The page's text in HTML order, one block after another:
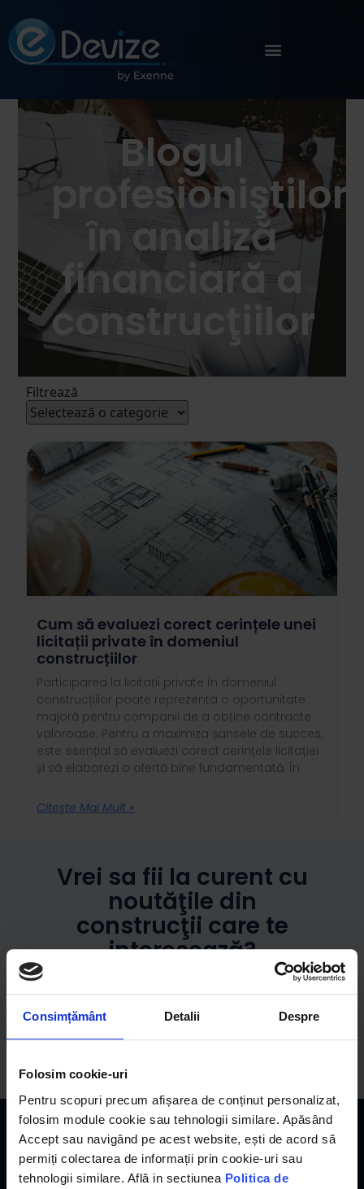
Consimțământ Detalii Despre
Folosim cookie-uri
Pentru scopuri precum afișarea de conținut personalizat,
folosim module cookie sau tehnologii similare. Apăsând
Accept sau navigând pe acest website, ești de acord să
permiți colectarea de informații prin cookie-uri sau
tehnologii similare. Află in sectiunea Politica de
Blogul
profesioniştilor
în analiză
financiară a
construcţiilor
Filtrează
Cum să evaluezi corect cerințele unei
licitații private în domeniul
construcțiilor
Participarea la licitații private în domeniul
construcțiilor poate reprezenta o oportunitate
majoră pentru companii de a obține contracte
valoroase. Pentru a maximiza șansele de succes,
este esențial să evaluezi corect cerințele licitației
și să elaborezi o ofertă bine fundamentată. În
Citeşte Mai Mult »
Vrei sa fii la curent cu
noutăţile din
construcţii care te
interesează?